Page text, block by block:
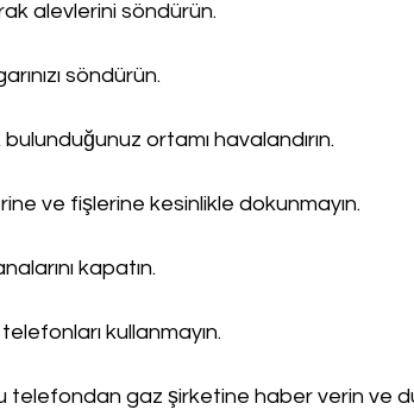
alevlerini söndürün.
söndürün.
ortamı havalandırın.
ve fişlerine kesinlikle dokunmayın.
kapatın.
kullanmayın.
telefondan gaz şirketine haber verin ve